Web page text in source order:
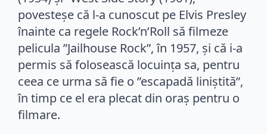
povesteșe că l-a cunoscut pe Elvis Presley
înainte ca regele Rock’n’Roll să filmeze
pelicula ”Jailhouse Rock”, în 1957, și că i-a
permis să folosească locuința sa, pentru
ceea ce urma să fie o ”escapadă liniștită”,
în timp ce el era plecat din oraș pentru o
filmare.